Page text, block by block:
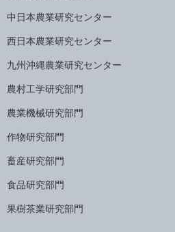
中日本農業研究センター
西日本農業研究センター
九州沖縄農業研究センター
農村工学研究部門
農業機械研究部門
作物研究部門
畜産研究部門
食品研究部門
果樹茶業研究部門